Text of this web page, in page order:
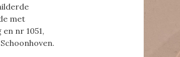
met
nr 1051,